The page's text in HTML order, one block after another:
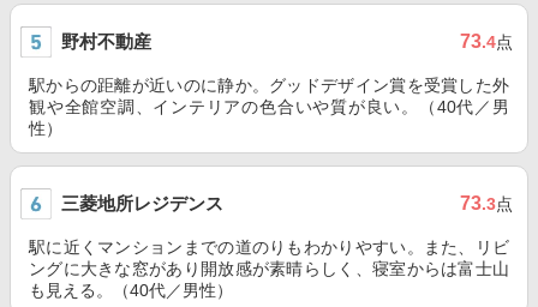
野村不動産 73.4点
駅からの距離が近いのに静か。グッドデザイン賞を受賞した外
観や全館空調、インテリアの色合いや質が良い。（40代／男
性）
三菱地所レジデンス 73.3点
駅に近くマンションまでの道のりもわかりやすい。また、リビ
ングに大きな窓があり開放感が素晴らしく、寝室からは富士山
も見える。（40代／男性）